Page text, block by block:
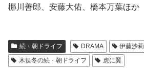
梛川善郎、安藤大佑、橋本万葉ほか
続・朝ドライフ DRAMA 伊藤沙莉
木俣冬の続・朝ドライフ
虎に翼